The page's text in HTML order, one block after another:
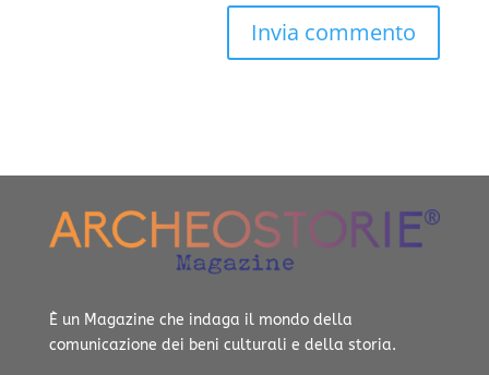
È un Magazine che indaga il mondo della
comunicazione dei beni culturali e della storia.